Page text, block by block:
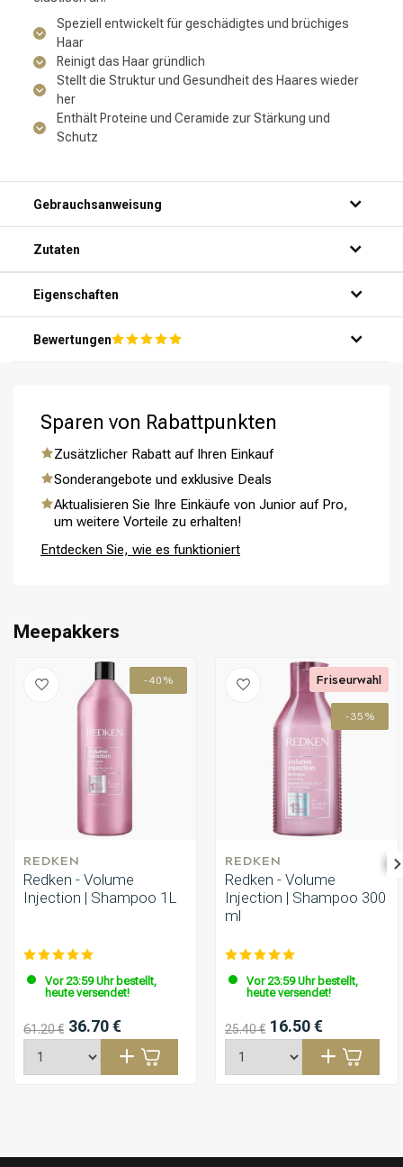
Umformung
Speziell entwickelt für geschädigtes und brüchiges
Haar
Reinigt das Haar gründlich
Stellt die Struktur und Gesundheit des Haares wieder
her
Enthält Proteine und Ceramide zur Stärkung und
Schutz
Gebrauchsanweisung
Schritt 2: Nimm eine kleine Menge des Produkts in deine
Handfläche.
Schritt 3: Massiere das Shampoo sanft in dein Haar und
Schritt 4: Spüle das Shampoo gründlich mit warmem
Wasser aus.
Zutaten
Eigenschaften
Bewertungen
Sparen von Rabattpunkten
Zusätzlicher Rabatt auf Ihren Einkauf
Sonderangebote und exklusive Deals
Aktualisieren Sie Ihre Einkäufe von Junior auf Pro,
um weitere Vorteile zu erhalten!
Entdecken Sie, wie es funktioniert
Meepakkers
-40%
REDKEN
Redken - Volume
Injection | Shampoo 1L
Vor 23:59 Uhr bestellt,
heute versendet!
61.20 € 36.70 €
-35%
REDKEN
Redken - Volume
Injection | Shampoo 300
ml
Vor 23:59 Uhr bestellt,
heute versendet!
25.40 € 16.50 €
Friseurwahl